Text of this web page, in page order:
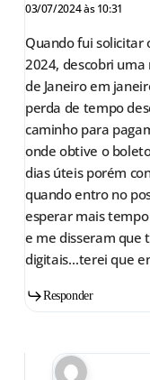
03/07/2024 às 10:31
Quando fui solicitar
2024, descobri
de Janeiro em
perda de tempo
caminho para
onde obtive o
dias úteis porém
quando entro no
esperar mais
e me disseram que
digitais…terei que
Responder